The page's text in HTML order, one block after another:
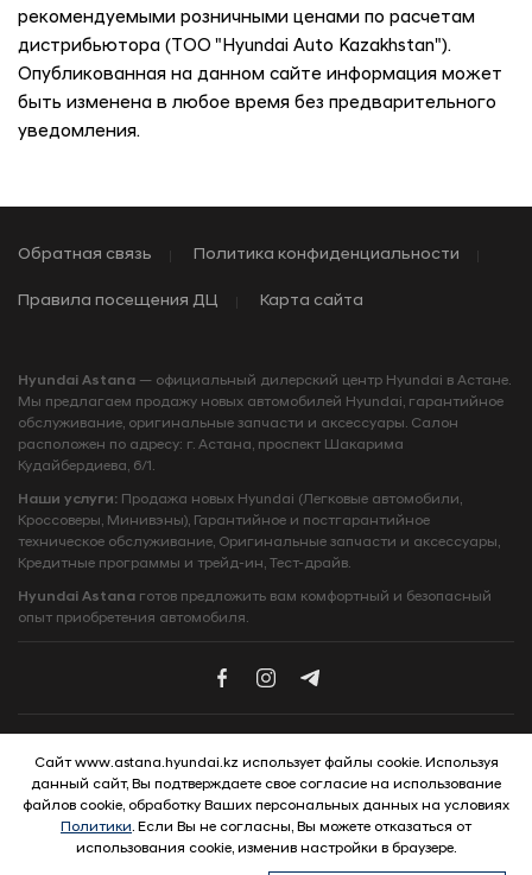
рекомендуемыми розничными ценами по расчетам
дистрибьютора (ТОО "Hyundai Auto Kazakhstan").
Опубликованная на данном сайте информация может
быть изменена в любое время без предварительного
уведомления.
Обратная связь Политика конфиденциальности
Правила посещения ДЦ Карта сайта
Hyundai Astana — официальный дилерский центр Hyundai в Астане.
Мы предлагаем продажу новых автомобилей Hyundai, гарантийное
обслуживание, оригинальные запчасти и аксессуары. Салон
расположен по адресу: г. Астана, проспект Шакарима
Кудайбердиева, 6/1.
Наши услуги: Продажа новых Hyundai (Легковые автомобили,
Кроссоверы, Минивэны), Гарантийное и постгарантийное
техническое обслуживание, Оригинальные запчасти и аксессуары,
Кредитные программы и трейд‑ин, Тест‑драйв.
Hyundai Astana готов предложить вам комфортный и безопасный
опыт приобретения автомобиля.
© 2026 Hyundai Motor Company
Сайт www.astana.hyundai.kz использует файлы cookie. Используя
данный сайт, Вы подтверждаете свое согласие на использование
файлов cookie, обработку Ваших персональных данных на условиях
Политики. Если Вы не согласны, Вы можете отказаться от
использования cookie, изменив настройки в браузере.